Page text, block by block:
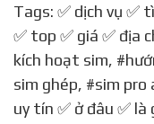
Tags: ✅ dịch vụ ✅ tìm kiếm ✅ mua bán ✅ cho thuê
✅ top ✅ giá ✅ địa
kích hoạt sim,
sim ghép, #sim pro
uy tín ✅ ở đâu ✅